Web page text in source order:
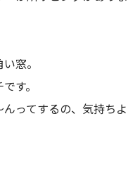
窓。
す。
ってするの、気持ちよ